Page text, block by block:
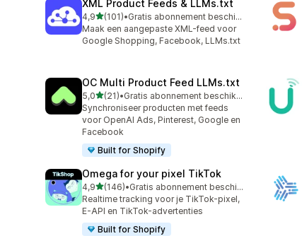
XML Product Feeds & LLMs.txt
4,9van 5 sterren
(101)
101 recensies in totaal
•
Gratis abonnement beschikbaar
Maak een aangepaste XML-feed voor
Google Shopping, Facebook, LLMs.txt
OC Multi Product Feed LLMs.txt
5,0van 5 sterren
(21)
21 recensies in totaal
•
Gratis abonnement beschikbaar
Synchroniseer producten met feeds
voor OpenAI Ads, Pinterest, Google en
Facebook
Built for Shopify
Omega for your pixel TikTok
4,9van 5 sterren
(146)
146 recensies in totaal
•
Gratis abonnement beschikbaar
Realtime tracking voor je TikTok-pixel,
E-API en TikTok-advertenties
Built for Shopify